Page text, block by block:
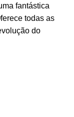
fantástica
todas as
do